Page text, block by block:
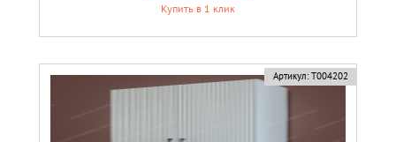
Купить в 1 клик
Артикул: Т004202